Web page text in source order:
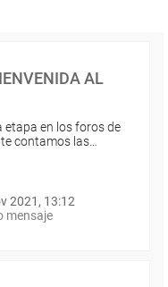
AL
etapa en los foros de
contamos las…
2021, 13:12
mensaje